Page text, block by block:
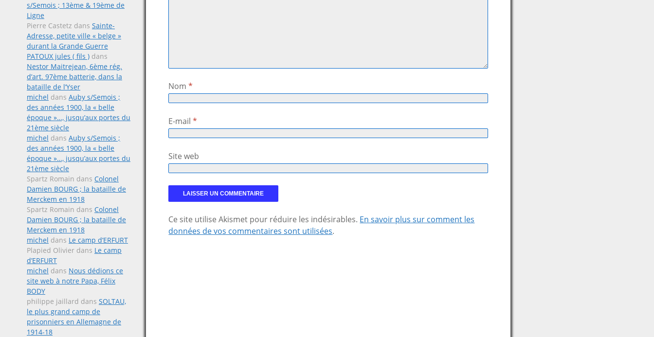
s/Semois ; 13ème & 19ème de
Ligne
Pierre Castetz dans Sainte-
Adresse, petite ville « belge »
durant la Grande Guerre
PATOUX jules ( fils ) dans
Nestor Maitrejean, 6ème rég.
d’art. 97ème batterie, dans la
bataille de l’Yser
michel dans Auby s/Semois ;
des années 1900, la « belle
époque »…, jusqu’aux portes du
21ème siècle
michel dans Auby s/Semois ;
des années 1900, la « belle
époque »…, jusqu’aux portes du
21ème siècle
Spartz Romain dans Colonel
Damien BOURG ; la bataille de
Merckem en 1918
Spartz Romain dans Colonel
Damien BOURG ; la bataille de
Merckem en 1918
michel dans Le camp d’ERFURT
Plapied Olivier dans Le camp
d’ERFURT
michel dans Nous dédions ce
site web à notre Papa, Félix
BODY
philippe jaillard dans SOLTAU,
le plus grand camp de
prisonniers en Allemagne de
1914-18
Nom*
E-mail*
Site web
Ce site utilise Akismet pour réduire les indésirables. En savoir plus sur comment les
données de vos commentaires sont utilisées.